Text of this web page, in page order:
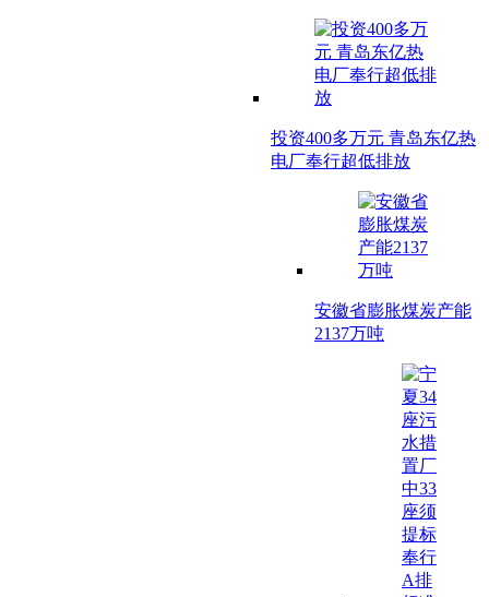
投资400多万元 青岛东亿热
电厂奉行超低排放
安徽省膨胀煤炭产能
2137万吨